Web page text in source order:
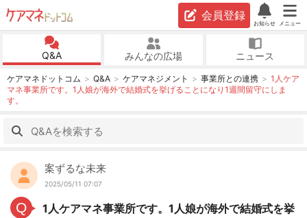
会員登録
お知らせ メニュー
Q&A みんなの広場 ニュース
ケアマネドットコム Q&A ケアマネジメント 事業所との連携
1人ケア
マネ事業所です。1人娘が海外で結婚式を挙げることになり1週間留守にしま
す。
案ずるな未来
2025/05/11 07:07
Q
1人ケアマネ事業所です。1人娘が海外で結婚式を挙